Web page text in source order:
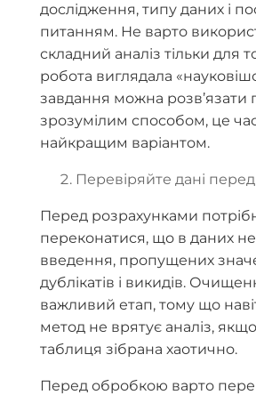
дослідження, типу даних і
питанням. Не варто
складний аналіз тільки для
робота виглядала
завдання можна розв’язати
зрозумілим способом, це
найкращим варіантом.
Перевіряйте дані
Перед розрахунками
переконатися, що в даних
введення, пропущених
дублікатів і викидів.
важливий етап, тому що
метод не врятує аналіз,
таблиця зібрана хаотично.
Перед обробкою варто